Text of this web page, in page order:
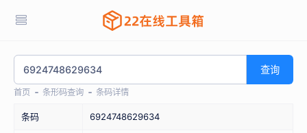
查询
首页 条形码查询 条码详情
条码 6924748629634